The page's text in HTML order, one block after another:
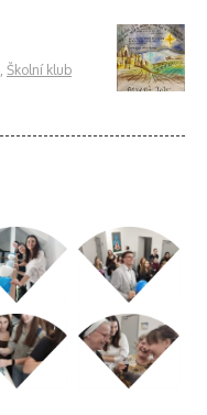
Školní klub